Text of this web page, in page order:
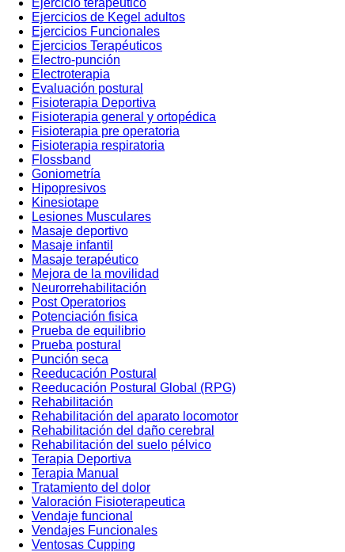
Ejercicios de Kegel adultos
Ejercicios Funcionales
Ejercicios Terapéuticos
Electro-punción
Electroterapia
Evaluación postural
Fisioterapia Deportiva
Fisioterapia general y ortopédica
Fisioterapia pre operatoria
Fisioterapia respiratoria
Flossband
Goniometría
Hipopresivos
Kinesiotape
Lesiones Musculares
Masaje deportivo
Masaje infantil
Masaje terapéutico
Mejora de la movilidad
Neurorrehabilitación
Post Operatorios
Potenciación fisica
Prueba de equilibrio
Prueba postural
Punción seca
Reeducación Postural
Reeducación Postural Global (RPG)
Rehabilitación
Rehabilitación del aparato locomotor
Rehabilitación del daño cerebral
Rehabilitación del suelo pélvico
Terapia Deportiva
Terapia Manual
Tratamiento del dolor
Valoración Fisioterapeutica
Vendaje funcional
Vendajes Funcionales
Ventosas Cupping